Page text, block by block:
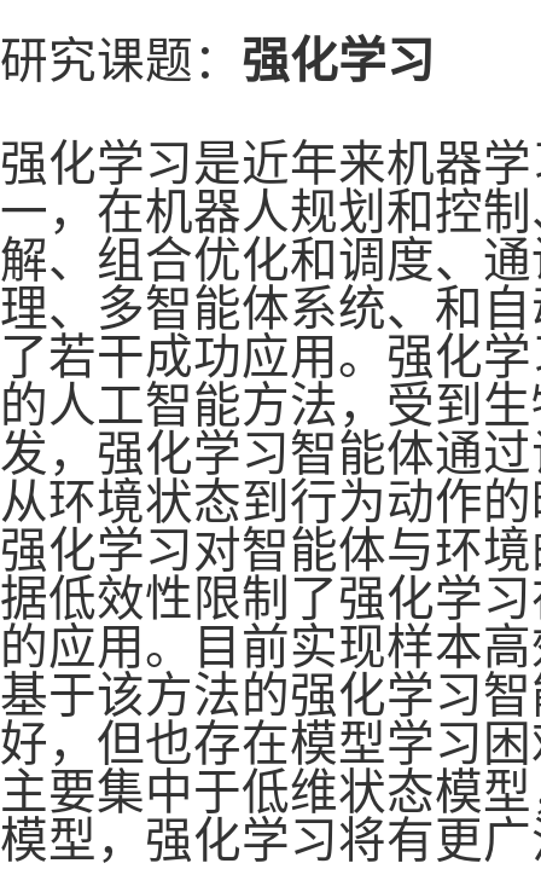
研究课题： 强化学习
强化学习是近年来机器
一，在机器人规划和控
解、组合优化和调度、
理、多智能体系统、和
了若干成功应用。强化
的人工智能方法，受到
发，强化学习智能体通
从环境状态到行为动作
强化学习对智能体与环
据低效性限制了强化学
的应用。目前实现样本
基于该方法的强化学习
好，但也存在模型学习
主要集中于低维状态模
模型，强化学习将有更